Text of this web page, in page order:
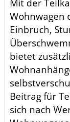
Mit der
Wohnwagen
Einbruch,
bietet
Beitrag für
sich nach